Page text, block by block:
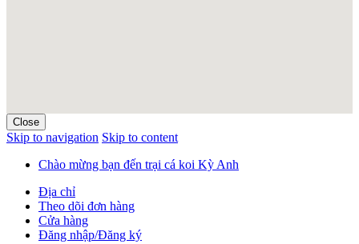
Close
Skip to navigation Skip to content
Chào mừng bạn đến trại cá koi Kỳ Anh
Địa chỉ
Theo dõi đơn hàng
Cửa hàng
Đăng nhập/Đăng ký